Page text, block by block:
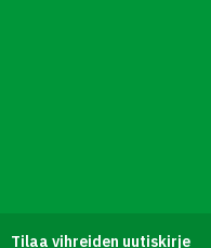
Tilaa vihreiden uutiskirje